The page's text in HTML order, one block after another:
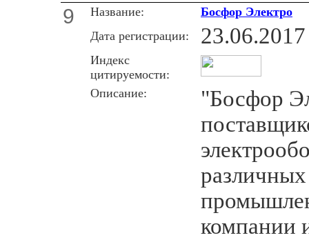
9 Название:
Босфор Электро
Дата регистрации:
23.06.2017
Индекс
цитируемости:
Описание:
"Босфор
компании